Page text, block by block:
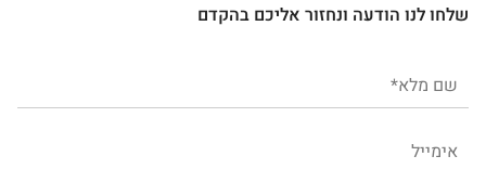
שלחו לנו הודעה ונחזור אליכם בהקדם